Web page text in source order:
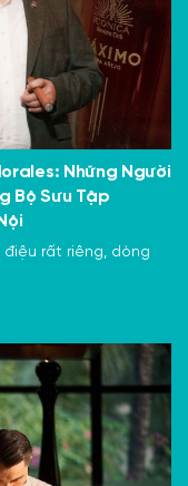
Những Người
Bộ Sưu Tập
điệu rất riêng, dòng